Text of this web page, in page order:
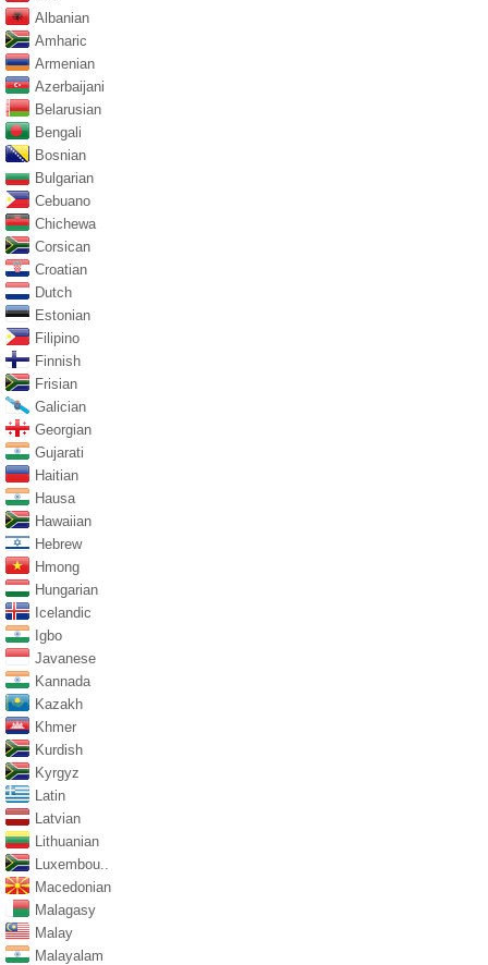
Albanian
Amharic
Armenian
Azerbaijani
Belarusian
Bengali
Bosnian
Bulgarian
Cebuano
Chichewa
Corsican
Croatian
Dutch
Estonian
Filipino
Finnish
Frisian
Galician
Georgian
Gujarati
Haitian
Hausa
Hawaiian
Hebrew
Hmong
Hungarian
Icelandic
Igbo
Javanese
Kannada
Kazakh
Khmer
Kurdish
Kyrgyz
Latin
Latvian
Lithuanian
Luxembou..
Macedonian
Malagasy
Malay
Malayalam